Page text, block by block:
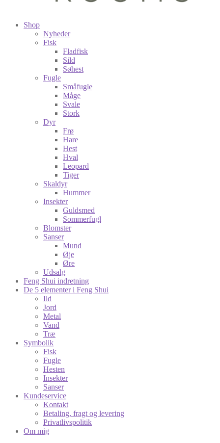
Shop
Nyheder
Fisk
Fladfisk
Sild
Søhest
Fugle
Småfugle
Måge
Svale
Stork
Dyr
Frø
Hare
Hest
Hval
Leopard
Tiger
Skaldyr
Hummer
Insekter
Guldsmed
Sommerfugl
Blomster
Sanser
Mund
Øje
Øre
Udsalg
Feng Shui indretning
De 5 elementer i Feng Shui
Ild
Jord
Metal
Vand
Træ
Symbolik
Fisk
Fugle
Hesten
Insekter
Sanser
Kundeservice
Kontakt
Betaling, fragt og levering
Privatlivspolitik
Om mig